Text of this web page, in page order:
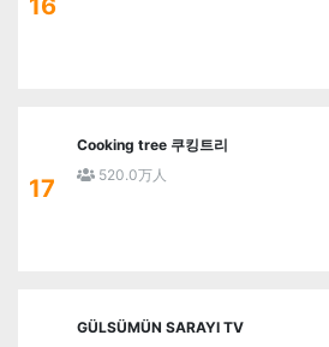
17
Cooking tree 쿠킹트리
520.0万人
GÜLSÜMÜN SARAYI TV